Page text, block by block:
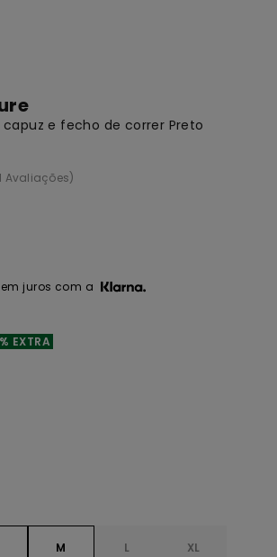
e fecho de correr Preto
Avaliações)
juros com a
EXTRA
M L XL